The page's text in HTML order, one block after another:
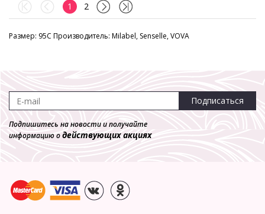
1 2
Размер: 95C Производитель: Milabel, Senselle, VOVA
Подписаться
Подпишитесь на новости и получайте
информацию одействующих акциях